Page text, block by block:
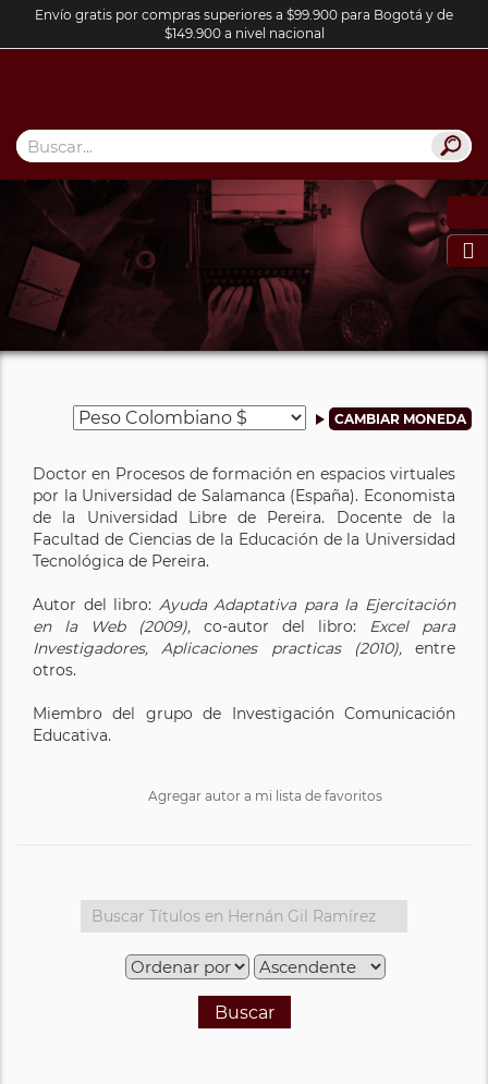
Envío gratis por compras superiores a $99.900 para Bogotá y de
$149.900 a nivel nacional

Doctor en Procesos de formación en espacios virtuales
por la Universidad de Salamanca (España). Economista
de la Universidad Libre de Pereira. Docente de la
Facultad de Ciencias de la Educación de la Universidad
Tecnológica de Pereira.
Autor del libro: Ayuda Adaptativa para la Ejercitación
en la Web (2009), co-autor del libro: Excel para
Investigadores, Aplicaciones practicas (2010), entre
otros.
Miembro del grupo de Investigación Comunicación
Educativa.
Agregar autor a mi lista de favoritos
Buscar